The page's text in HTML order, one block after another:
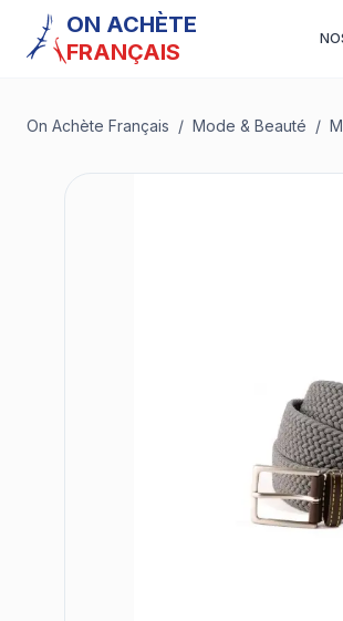
ON ACHÈTE
FRANÇAIS
On Achète Français / Mode & Beauté /